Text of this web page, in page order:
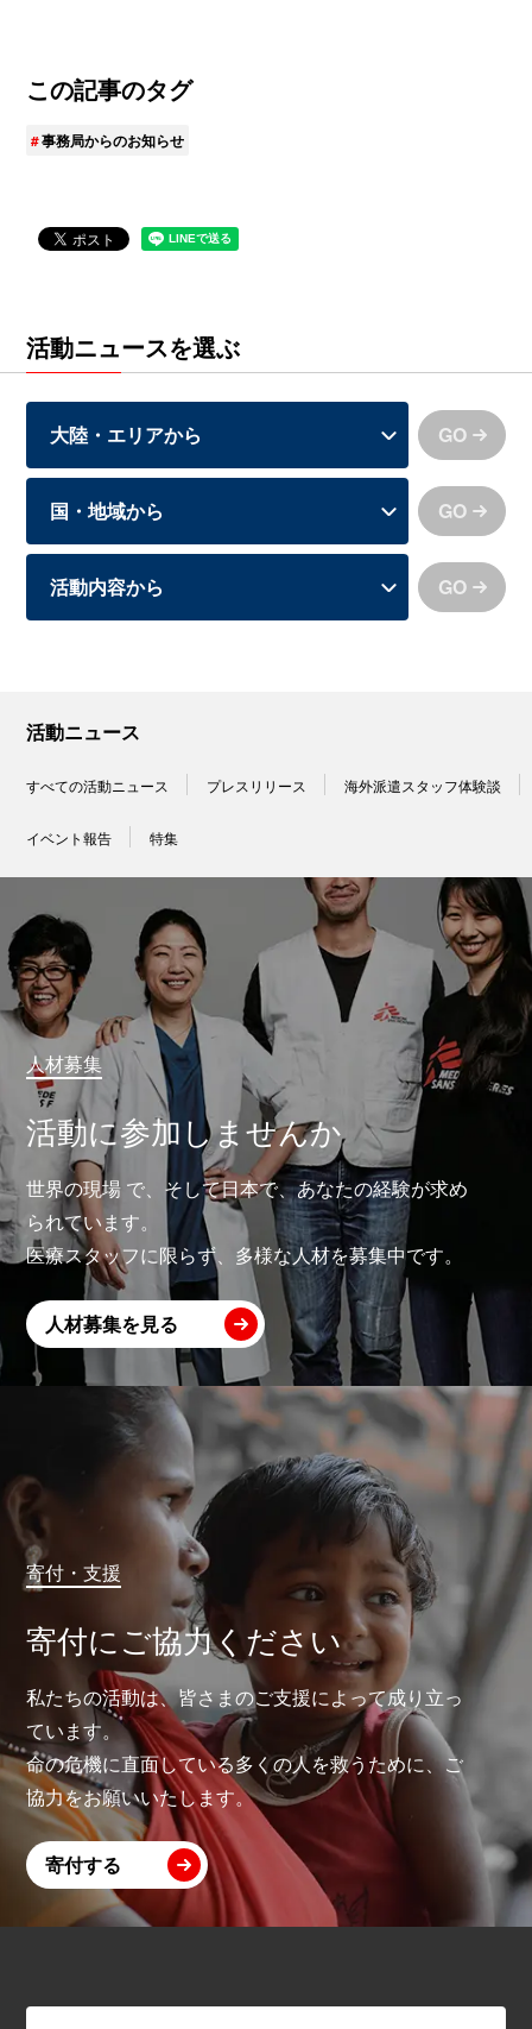
この記事のタグ
事務局からのお知らせ
活動ニュースを選ぶ
GO
GO
GO
活動ニュース
すべての活動ニュース プレスリリース 海外派遣スタッフ体験談
イベント報告 特集
人材募集
活動に参加しませんか
世界の現場 で、そして日本で、あなたの経験が求め
られています。
医療スタッフに限らず、多様な人材を募集中です。
人材募集を見る
寄付・支援
寄付にご協力ください
私たちの活動は、皆さまのご支援によって成り立っ
ています。
命の危機に直面している多くの人を救うために、ご
協力をお願いいたします。
寄付する